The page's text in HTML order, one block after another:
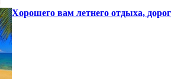
Хорошего вам летнего отдыха,